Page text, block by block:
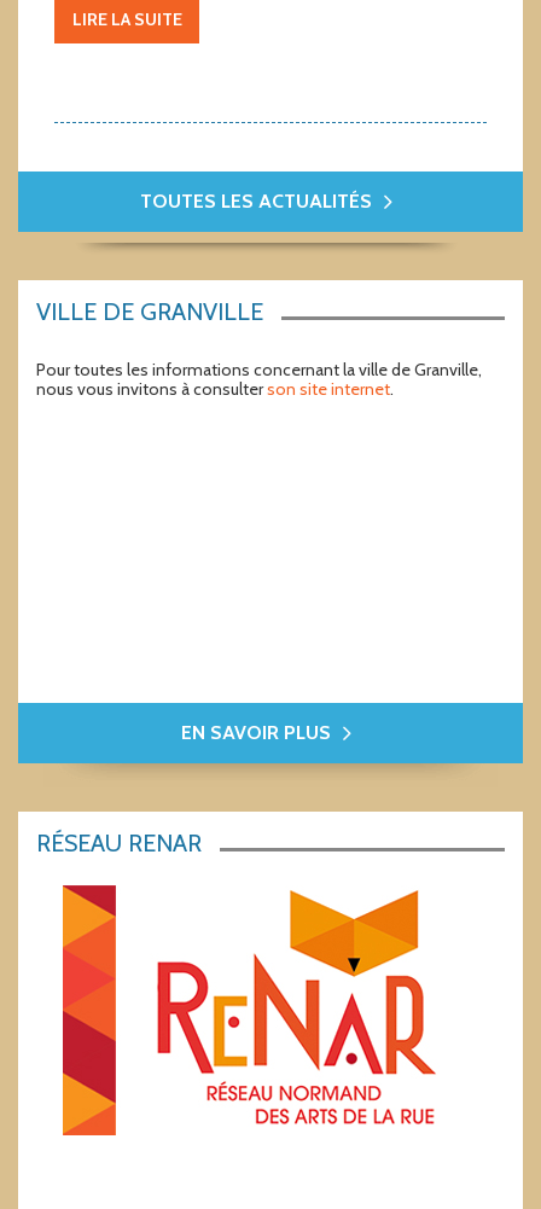
LIRE LA SUITE
TOUTES LES ACTUALITÉS
VILLE DE GRANVILLE
Pour toutes les informations concernant la ville de Granville,
nous vous invitons à consulterson site internet.
EN SAVOIR PLUS
RÉSEAU RENAR